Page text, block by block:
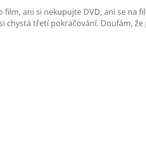
ani si nekupujte DVD, ani se
chystá třetí pokračování. Doufám,